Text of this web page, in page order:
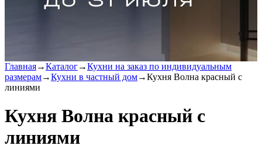
Главная→Каталог→Кухни на заказ по индивидуальным
размерам→Кухни в частный дом→Кухня Волна красный с
линиями
Кухня Волна красный с
линиями